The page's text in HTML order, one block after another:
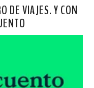
DE VIAJES. Y CON